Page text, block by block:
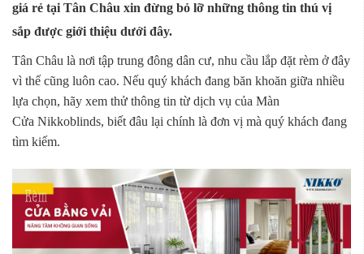
giá rẻ tại Tân Châu xin đừng bỏ lỡ những thông tin thú vị
sắp được giới thiệu dưới đây.
Tân Châu là nơi tập trung đông dân cư, nhu cầu lắp đặt rèm ở đây
vì thế cũng luôn cao. Nếu quý khách đang băn khoăn giữa nhiều
lựa chọn, hãy xem thử thông tin từ dịch vụ của Màn
Cửa Nikkoblinds, biết đâu lại chính là đơn vị mà quý khách đang
tìm kiếm.